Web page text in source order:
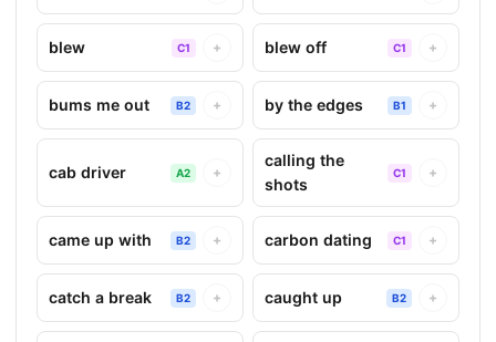
blew C1 + blew off C1 +
bums me out B2 + by the edges B1 +
cab driver A2 +
calling the
shots
C1 +
came up with B2 + carbon dating C1 +
catch a break B2 + caught up B2 +